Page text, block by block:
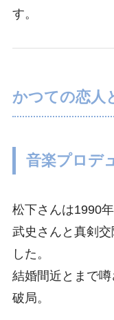
す。
かつての恋人
音楽プロデ
松下さんは1990
武史さんと真剣
した。
結婚間近とまで
破局。